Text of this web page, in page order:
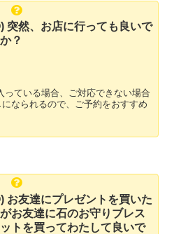
突然、お店に行っても良いで
？
っている場合、ご対応できない場合
なられるので、ご予約をおすすめ
お友達にプレゼントを買いた
お友達に石のお守りブレス
トを買ってわたして良いで